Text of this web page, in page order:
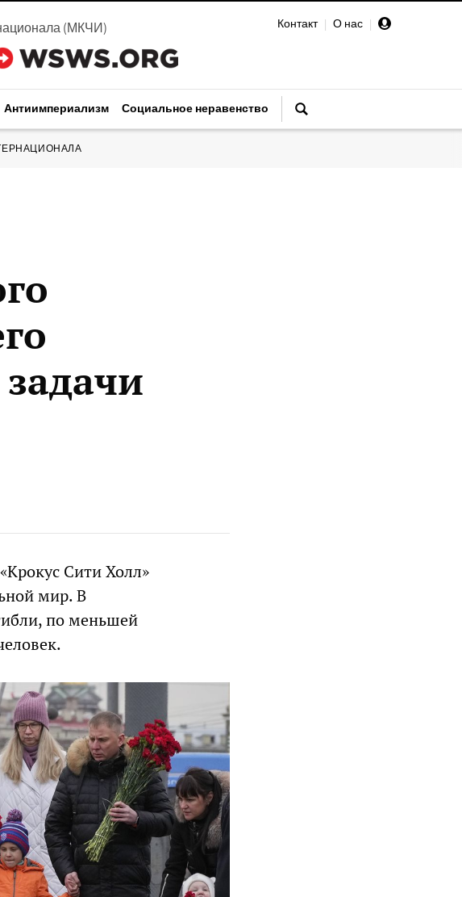
Контакт | О нас |
(МКЧИ)
Антиимпериализм Социальное неравенство
Сити Холл»
мир. В
по меньшей